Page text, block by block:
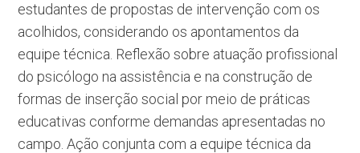
estudantes de propostas de intervenção com os
acolhidos, considerando os apontamentos da
equipe técnica. Reflexão sobre atuação profissional
do psicólogo na assistência e na construção de
formas de inserção social por meio de práticas
educativas conforme demandas apresentadas no
campo. Ação conjunta com a equipe técnica da